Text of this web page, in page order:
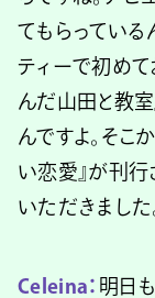
てもらってい
ティーで初めて
んだ山田と教室
んですよ。そこ
い恋愛』が刊
いただきました
Celeina： 明日